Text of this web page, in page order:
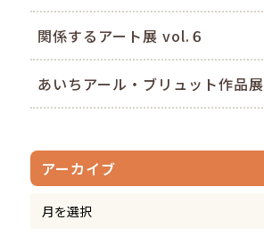
関係するアート展 vol.６
あいちアール・ブリュット作品展
アーカイブ